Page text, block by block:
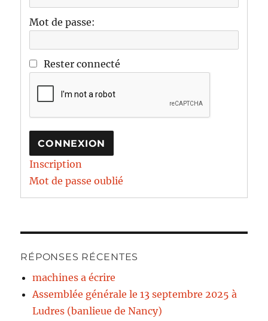
Mot de passe:
Rester connecté
CONNEXION
Inscription
Mot de passe oublié
RÉPONSES RÉCENTES
machines a écrire
Assemblée générale le 13 septembre 2025 à
Ludres (banlieue de Nancy)